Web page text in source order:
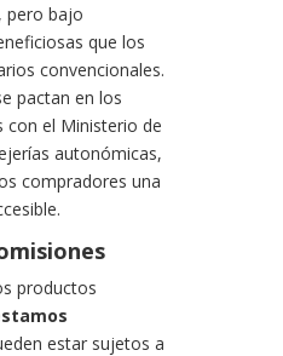
pero bajo
que los
convencionales.
pactan en los
con el Ministerio de
autonómicas,
compradores una
productos
estar sujetos a